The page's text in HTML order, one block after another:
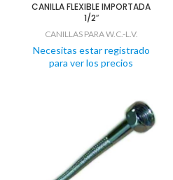
CANILLA FLEXIBLE IMPORTADA
1/2″
CANILLAS PARA W.C.-L.V.
Necesitas estar registrado
para ver los precios